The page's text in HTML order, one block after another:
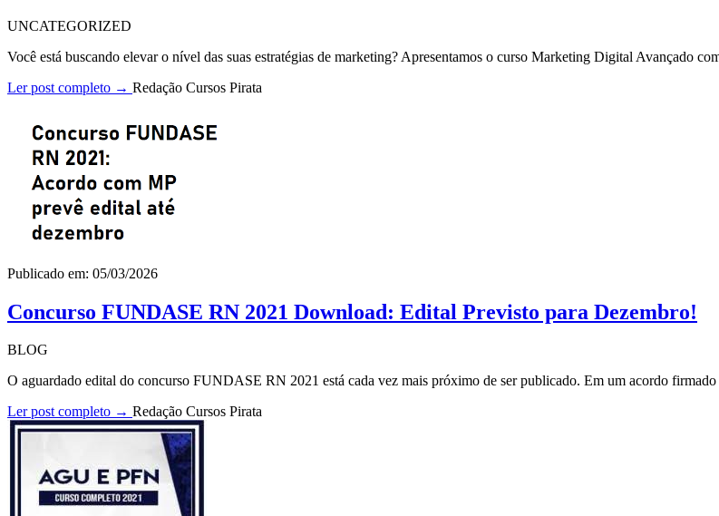
UNCATEGORIZED
Você está buscando elevar o nível das suas estratégias de marketing? Apresentamos o curso Marketing Digital Avançado
Ler post completo → Redação Cursos Pirata
Publicado em: 05/03/2026
Concurso FUNDASE RN 2021 Download: Edital Previsto para Dezembro!
BLOG
O aguardado edital do concurso FUNDASE RN 2021 está cada vez mais próximo de ser publicado. Em um acordo
Ler post completo → Redação Cursos Pirata